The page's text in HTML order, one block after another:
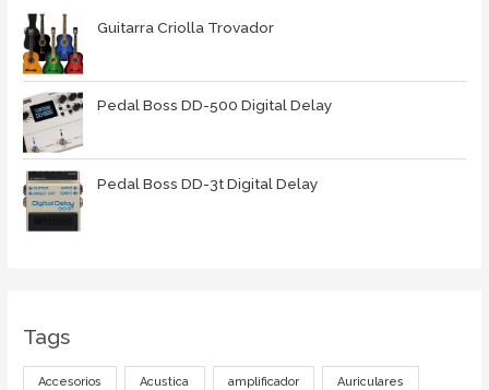
Guitarra Criolla Trovador
Pedal Boss DD-500 Digital Delay
Pedal Boss DD-3t Digital Delay
Tags
Accesorios Acustica amplificador Auriculares